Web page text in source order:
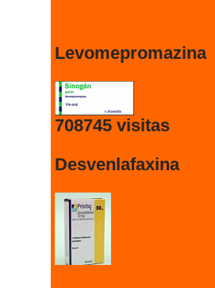
Levomepromazina
708745 visitas
Desvenlafaxina